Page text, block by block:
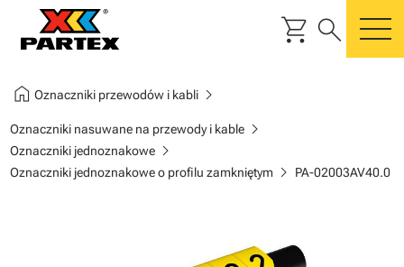
shopping_cart search
home Oznaczniki przewodów i kablichevron_right
Oznaczniki nasuwane na przewody i kablechevron_right
Oznaczniki jednoznakowechevron_right
Oznaczniki jednoznakowe o profilu zamkniętym chevron_right PA-02003AV40.0